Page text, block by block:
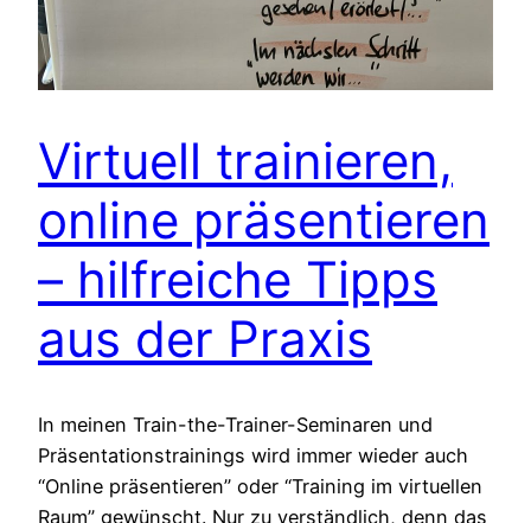
Virtuell trainieren,
online präsentieren
– hilfreiche Tipps
aus der Praxis
In meinen Train-the-Trainer-Seminaren und
Präsentationstrainings wird immer wieder auch
“Online präsentieren” oder “Training im virtuellen
Raum” gewünscht. Nur zu verständlich, denn das